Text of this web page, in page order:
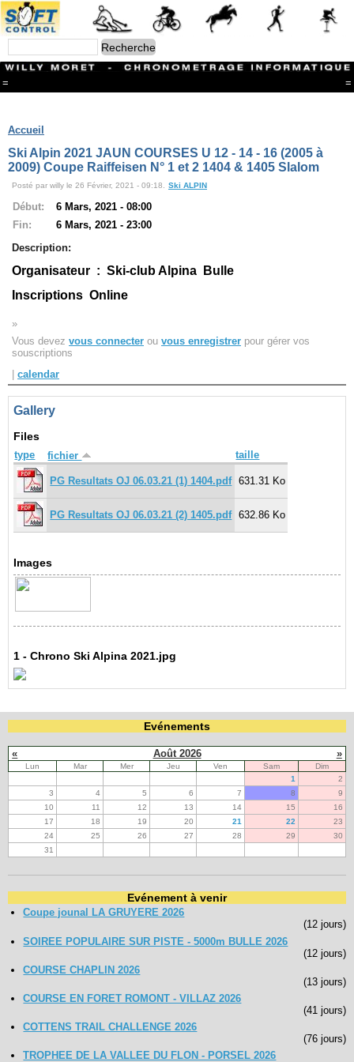
= =
Branches
CONTACT
FriRun Cup
Ski ALPIN
Triathlon
Ski Nordique
Courses à pieds
Athlétisme
Caisse à savon
Coupe "Journal La Gruyère"
Hippisme
recherche
site map
messages récents
Ouverture de session
Accueil
Ski Alpin 2021 JAUN COURSES U 12 - 14 - 16 (2005 à
2009) Coupe Raiffeisen N° 1 et 2 1404 & 1405 Slalom
Posté par willy le 26 Février, 2021 - 09:18. Ski ALPIN
Début:
6 Mars, 2021 - 08:00
Fin:
6 Mars, 2021 - 23:00
Description:
Organisateur : Ski-club Alpina Bulle
Inscriptions Online
»
Vous devez vous connecter ou vous enregistrer pour gérer vos
souscriptions
| calendar
Gallery
Files
type fichier taille
PG Resultats OJ 06.03.21 (1) 1404.pdf 631.31 Ko
PG Resultats OJ 06.03.21 (2) 1405.pdf 632.86 Ko
Images
1 - Chrono Ski Alpina 2021.jpg
Evénements
« Août 2026 »
Lun Mar Mer Jeu Ven Sam
Dim
1
2
3
4 5 6 7 8
9
10
11 12 13 14 15
16
17
18 19 20 21 22
23
24
25 26 27 28 29
30
31
Evénement à venir
Coupe jounal LA GRUYERE 2026
(12 jours)
SOIREE POPULAIRE SUR PISTE - 5000m BULLE 2026
(12 jours)
COURSE CHAPLIN 2026
(13 jours)
COURSE EN FORET ROMONT - VILLAZ 2026
(41 jours)
COTTENS TRAIL CHALLENGE 2026
(76 jours)
TROPHEE DE LA VALLEE DU FLON - PORSEL 2026